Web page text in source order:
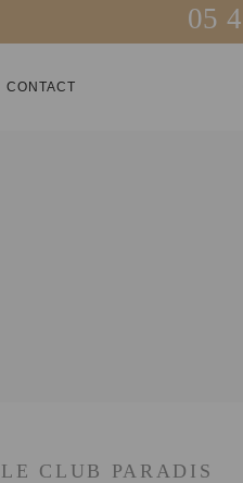
05
CONTACT
LE CLUB PARADIS